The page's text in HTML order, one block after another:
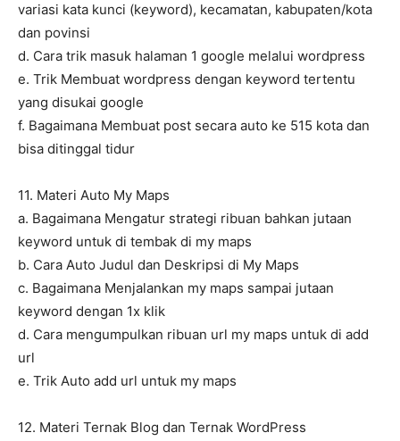
variasi kata kunci (keyword), kecamatan, kabupaten/kota
dan povinsi
d. Cara trik masuk halaman 1 google melalui wordpress
e. Trik Membuat wordpress dengan keyword tertentu
yang disukai google
f. Bagaimana Membuat post secara auto ke 515 kota dan
bisa ditinggal tidur
11. Materi Auto My Maps
a. Bagaimana Mengatur strategi ribuan bahkan jutaan
keyword untuk di tembak di my maps
b. Cara Auto Judul dan Deskripsi di My Maps
c. Bagaimana Menjalankan my maps sampai jutaan
keyword dengan 1x klik
d. Cara mengumpulkan ribuan url my maps untuk di add
url
e. Trik Auto add url untuk my maps
12. Materi Ternak Blog dan Ternak WordPress